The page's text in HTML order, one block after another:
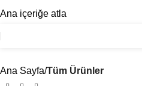
Ana içeriğe atla
Ana Sayfa Tüm Ürünler